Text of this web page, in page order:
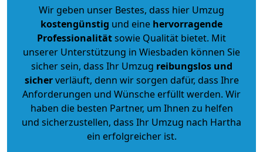
Wir geben unser Bestes, dass hier Umzug
kostengünstig und eine hervorragende
Professionalitätsowie Qualität bietet. Mit
unserer Unterstützung in Wiesbaden können Sie
sicher sein, dass Ihr Umzug reibungslos und
sicherverläuft, denn wir sorgen dafür, dass Ihre
Anforderungen und Wünsche erfüllt werden. Wir
haben die besten Partner, um Ihnen zu helfen
und sicherzustellen, dass Ihr Umzug nach Hartha
ein erfolgreicher ist.